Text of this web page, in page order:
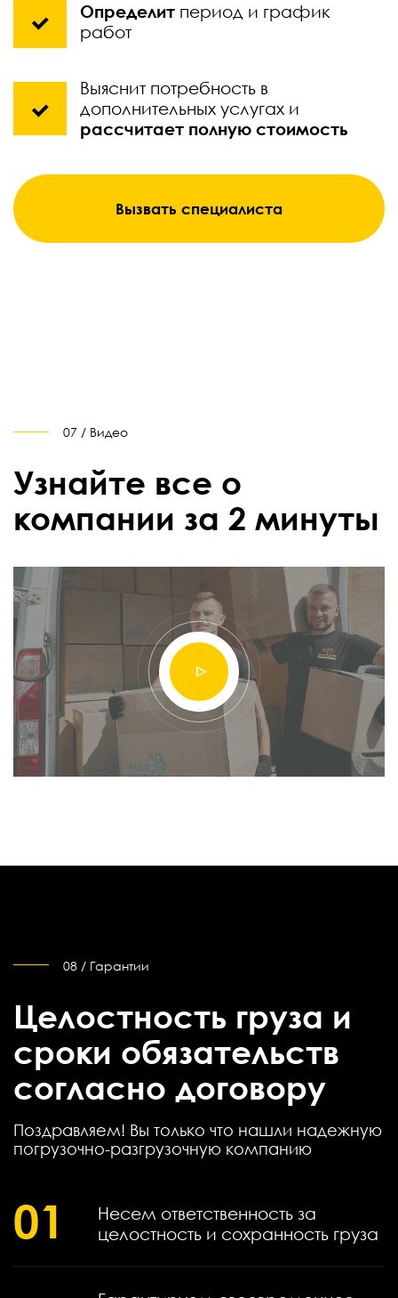
Определит период и график
работ
Выяснит потребность в
дополнительных услугах и
рассчитает полную стоимость
Вызвать специалиста
07 / Видео
Узнайте все о
компании за 2 минуты
08 / Гарантии
Целостность груза и
сроки обязательств
согласно договору
Поздравляем! Вы только что нашли надежную
погрузочно-разгрузочную компанию
01
Несем ответственность за
целостность и сохранность груза